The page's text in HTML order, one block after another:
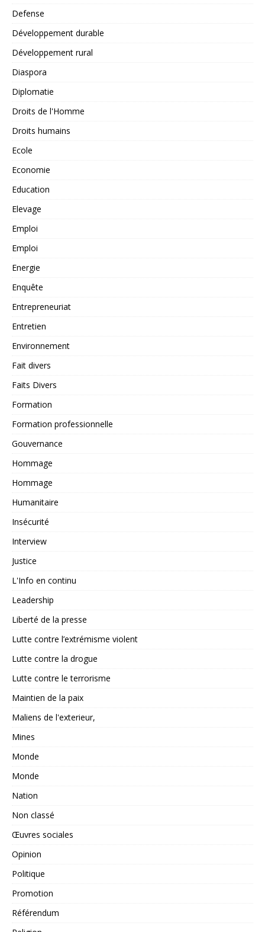
Defense
Développement durable
Développement rural
Diaspora
Diplomatie
Droits de l'Homme
Droits humains
Ecole
Economie
Education
Elevage
Emploi
Emploi
Energie
Enquête
Entrepreneuriat
Entretien
Environnement
Fait divers
Faits Divers
Formation
Formation professionnelle
Gouvernance
Hommage
Hommage
Humanitaire
Insécurité
Interview
Justice
L'Info en continu
Leadership
Liberté de la presse
Lutte contre l’extrémisme violent
Lutte contre la drogue
Lutte contre le terrorisme
Maintien de la paix
Maliens de l'exterieur,
Mines
Monde
Monde
Nation
Non classé
Œuvres sociales
Opinion
Politique
Promotion
Référendum